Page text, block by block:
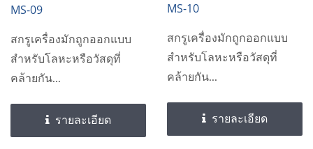
MS-09
สกรูเครื่องมักถูกออกแบบ
สำหรับโลหะหรือวัสดุที่
คล้ายกัน...
รายละเอียด
MS-10
สกรูเครื่องมักถูกออกแบบ
สำหรับโลหะหรือวัสดุที่
คล้ายกัน...
รายละเอียด